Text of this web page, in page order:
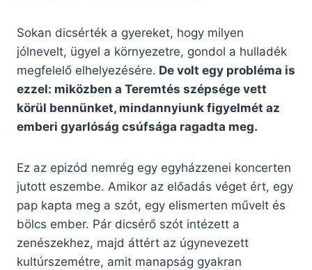
Sokan dicsérték a gyereket, hogy milyen
jólnevelt, ügyel a környezetre, gondol a hulladék
megfelelő elhelyezésére. De volt egy probléma is
ezzel: miközben a Teremtés szépsége vett
körül bennünket, mindannyiunk figyelmét az
emberi gyarlóság csúfsága ragadta meg.
Ez az epizód nemrég egy egyházzenei koncerten
jutott eszembe. Amikor az előadás véget ért, egy
pap kapta meg a szót, egy elismerten művelt és
bölcs ember. Pár dicsérő szót intézett a
zenészekhez, majd áttért az úgynevezett
kultúrszemétre, amit manapság gyakran